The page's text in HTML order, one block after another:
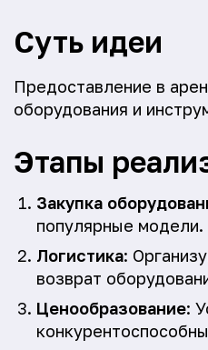
Суть идеи
Предоставление в
оборудования и
Этапы
Закупка
популярные модели.
Логистика:
возврат
Ценообразование: